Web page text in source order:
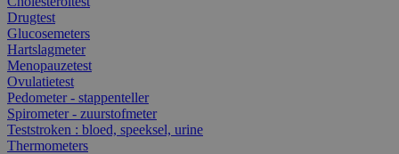
Drugtest
Glucosemeters
Hartslagmeter
Menopauzetest
Ovulatietest
Pedometer - stappenteller
Spirometer - zuurstofmeter
Teststroken : bloed, speeksel, urine
Thermometers